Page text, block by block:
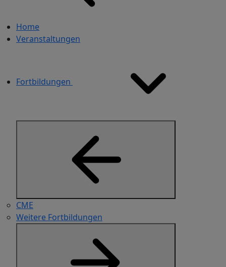
Home
Veranstaltungen
Fortbildungen
CME
Weitere Fortbildungen